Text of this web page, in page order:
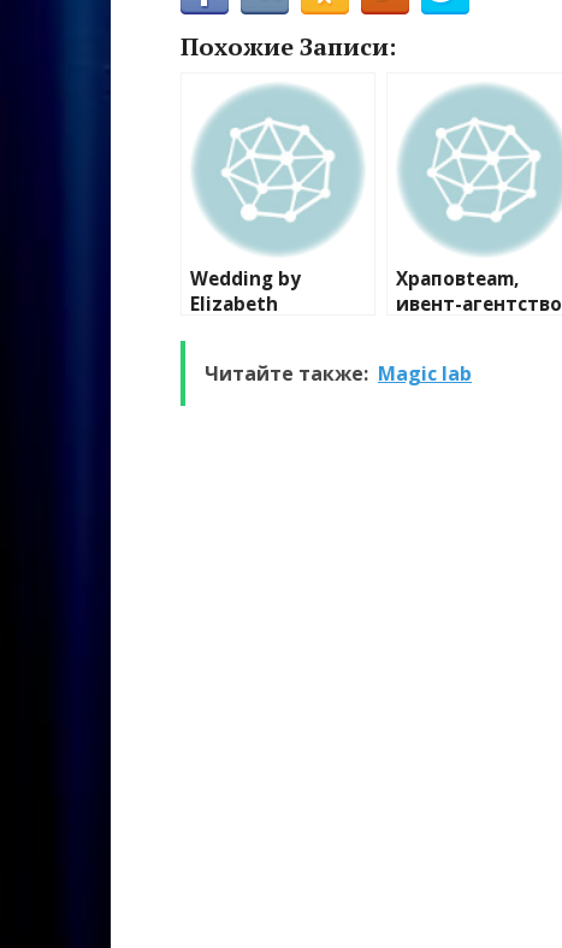
Похожие Записи:
Wedding by
Elizabeth
Храповteam,
ивент-агентство
Читайте также: Magic lab